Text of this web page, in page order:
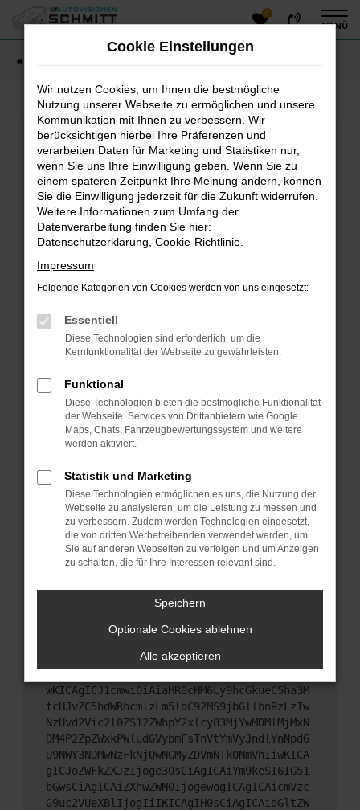
Zum
Hauptinhalt
0
MENÜ
Fehler: Network Error
Beim Laden ist ein Fehler aufgetreten.
Hier sind ein paar Tipps, die dir helfen können:
Überprüfe deine Firewall und deine
Internetverbindung.
Laden andere Webseiten, zum Beispiel deine
Suchmaschine?
Prüfe deine Browsererweiterungen.
das Laden bestimmter Seiten verhindern.
Funktioniert die Seite in einem anderen Browser
oder in einem privaten Fenster?
Das kann manchmal helfen, vorübergehende
Probleme zu beheben.
Stelle sicher, dass dein Browser und dein
Betriebssystem auf dem neuesten Stand sind.
Sicherheitsrisiko, sondern kann auch dazu führen,
dass bestimmte Funktionen nicht mehr
unterstützt werden.
Wende dich an den Webseitenbetreiber.
Wenn du alle oben genannten Schritte versucht
hast, kontaktiere uns bitte. Wir werden versuchen,
das Problem zu beheben. Du kannst uns diesen
Text schicken, um uns bei der Fehlersuche zu
unterstützen:
ewogICJuYW1lIjogIk5ldHdvcmtFcnJvciIsCiAgI
mNvbmZpZyI6IHsKICAgICJtZXRob2QiOiAiR0VUIi
wKICAgICJ1cmwiOiAiaHR0cHM6Ly9hcGkueC5ha3M
tcHJvZC5hdWRhcmlzLm5ldC92MS9jbGllbnRzLzIw
NzUvd2Vic2l0ZS12ZWhpY2xlcy83MjYwMDMlMjMxN
DM4P2ZpZWxkPWludGVybmFsTnVtYmVyJndlYnNpdG
U9NWY3NDMwNzFkNjQwNGMyZDVmNTk0NmVhIiwKICA
gICJoZWFkZXJzIjoge30sCiAgICAiYm9keSI6IG51
bGwsCiAgICAiZXhwZWN0IjogewogICAgICAicmVzc
G9uc2VUeXBlIjogIiIKICAgIH0sCiAgICAidGltZW
Cookie Einstellungen
Wir nutzen Cookies, um Ihnen die bestmögliche
Nutzung unserer Webseite zu ermöglichen und unsere
Kommunikation mit Ihnen zu verbessern. Wir
berücksichtigen hierbei Ihre Präferenzen und
verarbeiten Daten für Marketing und Statistiken nur,
wenn Sie uns Ihre Einwilligung geben. Wenn Sie zu
einem späteren Zeitpunkt Ihre Meinung ändern, können
Sie die Einwilligung jederzeit für die Zukunft widerrufen.
Weitere Informationen zum Umfang der
Datenverarbeitung finden Sie hier:
Datenschutzerklärung Cookie-Richtlinie
Impressum
Folgende Kategorien von Cookies werden von uns eingesetzt:
Essentiell
Diese Technologien sind erforderlich, um die
Kernfunktionalität der Webseite zu gewährleisten.
Funktional
Diese Technologien bieten die bestmögliche Funktionalität
der Webseite. Services von Drittanbietern wie Google
Maps, Chats, Fahrzeugbewertungssystem und weitere
werden aktiviert.
Statistik und Marketing
Diese Technologien ermöglichen es uns, die Nutzung der
Webseite zu analysieren, um die Leistung zu messen und
zu verbessern. Zudem werden Technologien eingesetzt,
die von dritten Werbetreibenden verwendet werden, um
Sie auf anderen Webseiten zu verfolgen und um Anzeigen
zu schalten, die für Ihre Interessen relevant sind.
Speichern
Optionale Cookies ablehnen
Alle akzeptieren